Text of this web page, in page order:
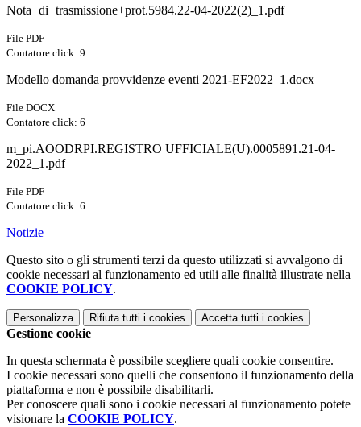
Nota+di+trasmissione+prot.5984.22-04-2022(2)_1.pdf
File PDF
Contatore click: 9
Modello domanda provvidenze eventi 2021-EF2022_1.docx
File DOCX
Contatore click: 6
m_pi.AOODRPI.REGISTRO UFFICIALE(U).0005891.21-04-
2022_1.pdf
File PDF
Contatore click: 6
Notizie
Questo sito o gli strumenti terzi da questo utilizzati si avvalgono di
cookie necessari al funzionamento ed utili alle finalità illustrate nella
COOKIE POLICY.
Personalizza Rifiuta tutti i cookies Accetta tutti i cookies
Gestione cookie
In questa schermata è possibile scegliere quali cookie consentire.
I cookie necessari sono quelli che consentono il funzionamento della
piattaforma e non è possibile disabilitarli.
Per conoscere quali sono i cookie necessari al funzionamento potete
visionare la COOKIE POLICY.